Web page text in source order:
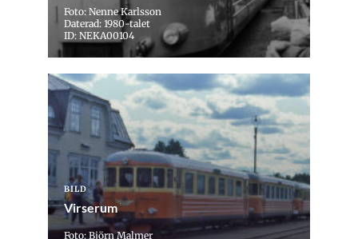
Foto: Nenne Karlsson
Daterad: 1980-talet
ID: NEKA00104
BILD
Virserum
Foto: Björn Malmer